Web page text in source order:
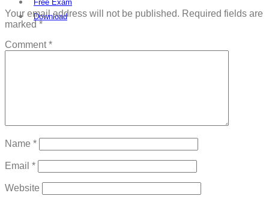
Free Exam
Download
Your email address will not be published. Required fields are
marked *
Comment*
Name *
Email *
Website